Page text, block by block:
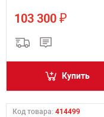
103 300 ₽
Купить
Код товара: 414499